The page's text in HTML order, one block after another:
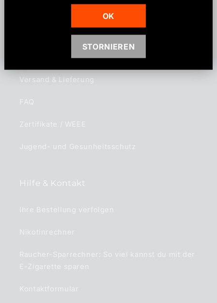
Die Gesichter hinter YASIRZ
Shop Standort
Versand & Lieferung
FAQ
Zertifikate / WEEE
Jugend- und Gesunheitsschutz
Hilfe & Kontakt
Ihre Bestellung verfolgen
Nikotinrechner
Raucher-Sparrechner: So viel kannst du mit der
E-Zigarette sparen
Kontaktformular
OK
STORNIEREN